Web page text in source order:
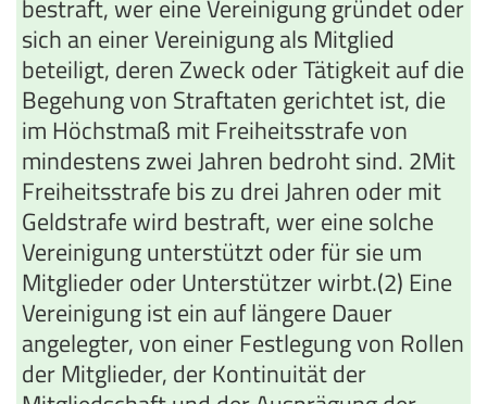
bestraft, wer eine Vereinigung gründet oder
sich an einer Vereinigung als Mitglied
beteiligt, deren Zweck oder Tätigkeit auf die
Begehung von Straftaten gerichtet ist, die
im Höchstmaß mit Freiheitsstrafe von
mindestens zwei Jahren bedroht sind. 2Mit
Freiheitsstrafe bis zu drei Jahren oder mit
Geldstrafe wird bestraft, wer eine solche
Vereinigung unterstützt oder für sie um
Mitglieder oder Unterstützer wirbt.(2) Eine
Vereinigung ist ein auf längere Dauer
angelegter, von einer Festlegung von Rollen
der Mitglieder, der Kontinuität der